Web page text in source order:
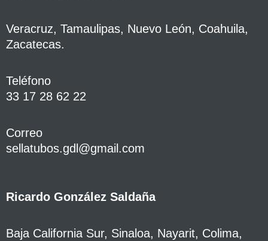
Veracruz, Tamaulipas, Nuevo León, Coahuila,
Zacatecas.
Teléfono
33 17 28 62 22
Correo
sellatubos.gdl@gmail.com
Ricardo González Saldaña
Baja California Sur, Sinaloa, Nayarit, Colima,